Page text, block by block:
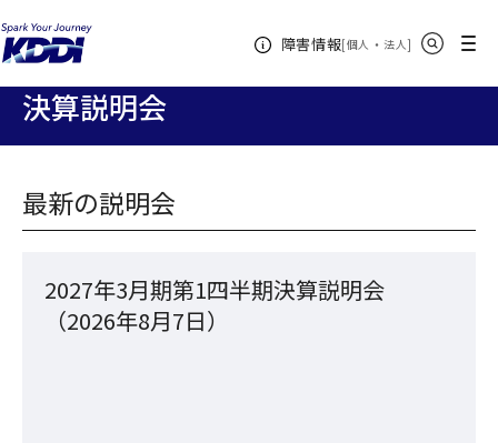
障害情報[個人 ・ 法人新規ウィンドウ
]
メニュー
KDDIホーム
算説明会
決算説明会
最新の説明会
2027年3月期第1四半期決算説明会
（2026年8月7日）